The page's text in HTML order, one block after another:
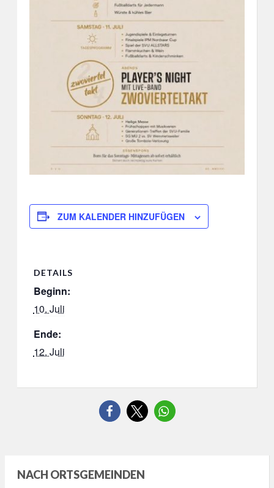
ZUM KALENDER HINZUFÜGEN
DETAILS
Beginn:
10. Juli
Ende:
12. Juli
NACH ORTSGEMEINDEN